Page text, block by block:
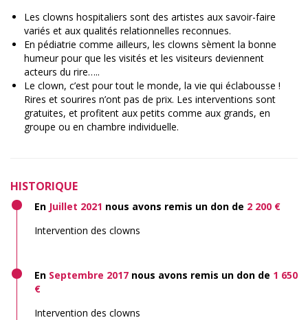
Les clowns hospitaliers sont des artistes aux savoir-faire
variés et aux qualités relationnelles reconnues.
En pédiatrie comme ailleurs, les clowns sèment la bonne
humeur pour que les visités et les visiteurs deviennent
acteurs du rire…..
Le clown, c’est pour tout le monde, la vie qui éclabousse !
Rires et sourires n’ont pas de prix. Les interventions sont
gratuites, et profitent aux petits comme aux grands, en
groupe ou en chambre individuelle.
HISTORIQUE
En Juillet 2021 nous avons remis un don de 2 200 €
Intervention des clowns
En Septembre 2017 nous avons remis un don de 1 650
€
Intervention des clowns